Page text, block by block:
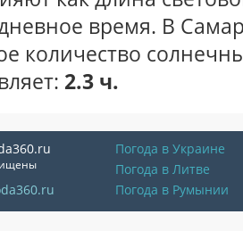
время. В
количество
2.3 ч.
Погода в Украине
Погода в Литве
Погода в Румынии